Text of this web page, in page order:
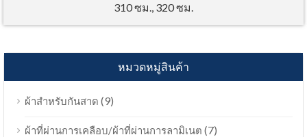
310 ซม., 320 ซม.
หมวดหมู่สินค้า
ผ้าสำหรับกันสาด (9)
ผ้าที่ผ่านการเคลือบ/ผ้าที่ผ่านการลามิเนต (7)